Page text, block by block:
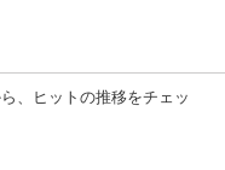
、ヒットの推移をチェッ